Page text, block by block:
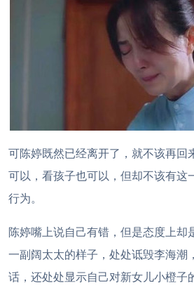
可陈婷既然已经离开了，就不该再回
可以，看孩子也可以，但却不该有这
行为。
陈婷嘴上说自己有错，但是态度上却
一副阔太太的样子，处处诋毁李海潮
话，还处处显示自己对新女儿小橙子